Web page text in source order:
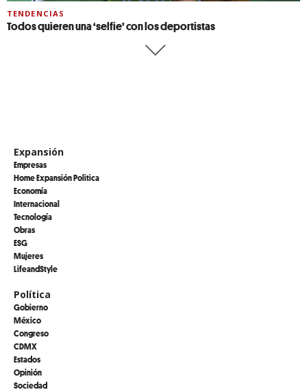
TENDENCIAS
Todos quieren una ‘selfie’ con los deportistas
Expansión
Empresas
Home Expansión Politica
Economía
Internacional
Tecnología
Obras
ESG
Mujeres
LifeandStyle
Política
Gobierno
México
Congreso
CDMX
Estados
Opinión
Sociedad